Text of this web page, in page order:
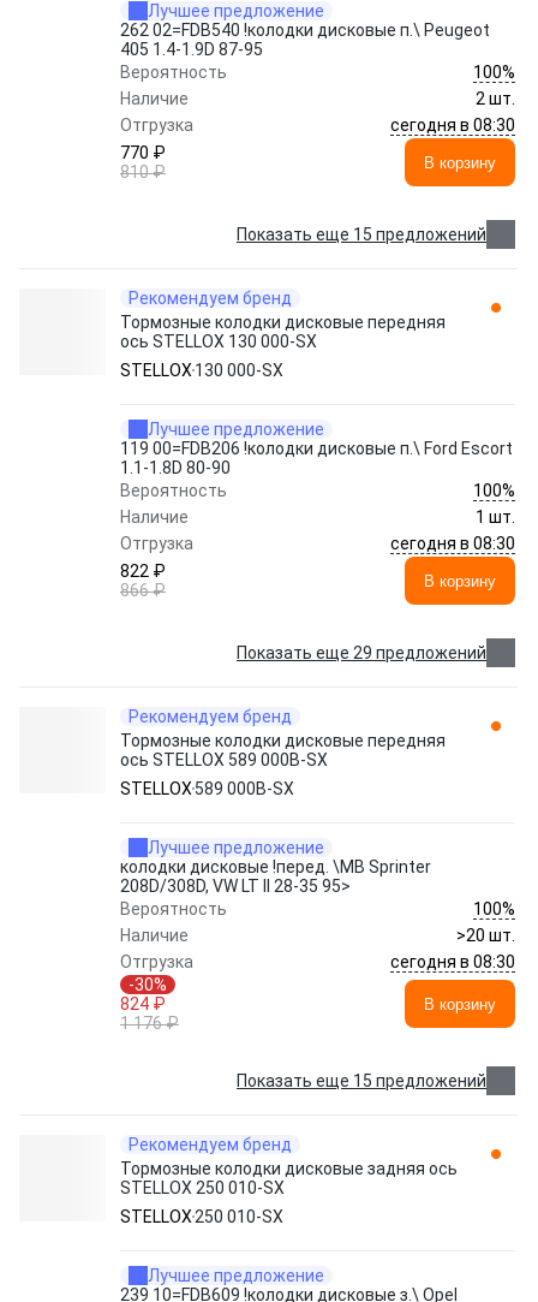
Лучшее предложение
262 02=FDB540 !колодки дисковые п.\ Peugeot
405 1.4-1.9D 87-95
Вероятность
100%
Наличие
2 шт.
Отгрузка
сегодня в 08:30
770 ₽
810 ₽
В корзину
Показать еще 15 предложений
Рекомендуем бренд
Тормозные колодки дисковые передняя
ось STELLOX 130 000-SX
STELLOX 130 000-SX
Лучшее предложение
119 00=FDB206 !колодки дисковые п.\ Ford Escort
1.1-1.8D 80-90
Вероятность
100%
Наличие
1 шт.
Отгрузка
сегодня в 08:30
822 ₽
866 ₽
В корзину
Показать еще 29 предложений
Рекомендуем бренд
Тормозные колодки дисковые передняя
ось STELLOX 589 000B-SX
STELLOX 589 000B-SX
Лучшее предложение
колодки дисковые !перед. \MB Sprinter
208D/308D, VW LT II 28-35 95>
Вероятность
100%
Наличие
>20 шт.
Отгрузка
сегодня в 08:30
-30%
824 ₽
1 176 ₽
В корзину
Показать еще 15 предложений
Рекомендуем бренд
Тормозные колодки дисковые задняя ось
STELLOX 250 010-SX
STELLOX 250 010-SX
Лучшее предложение
239 10=FDB609 !колодки дисковые з.\ Opel